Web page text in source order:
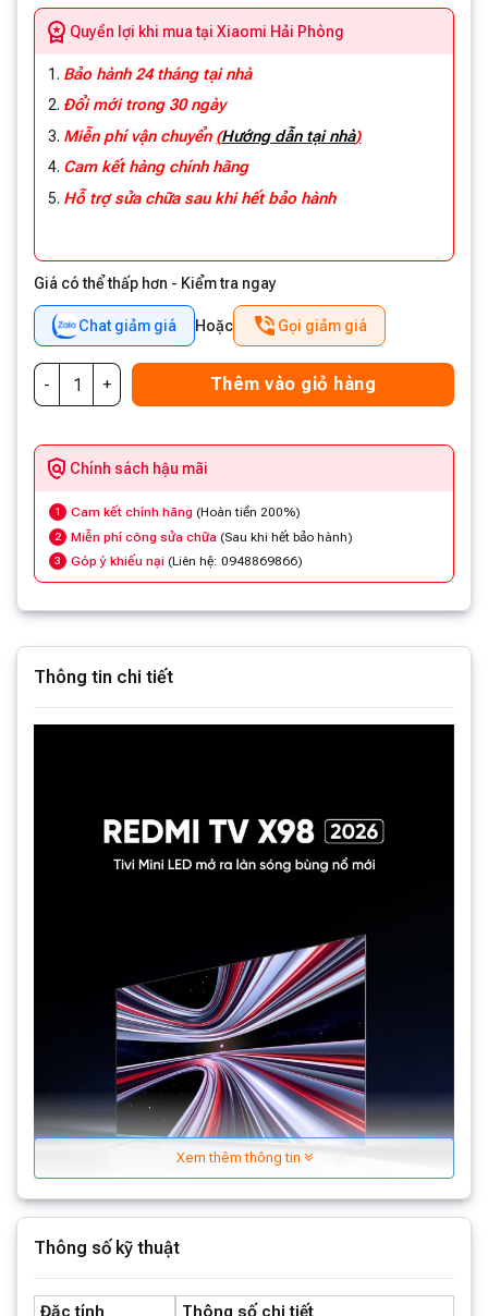
Quyền lợi khi mua tại Xiaomi Hải Phòng
Bảo hành 24 tháng tại nhà
Đổi mới trong 30 ngày
Miễn phí vận chuyển (Hướng dẫn tại nhà)
Cam kết hàng chính hãng
Hỗ trợ sửa chữa sau khi hết bảo hành
Giá có thể thấp hơn - Kiểm tra ngay
Chat giảm giá Hoặc Gọi giảm giá
Thêm vào giỏ hàng
Chính sách hậu mãi
1 Cam kết chính hãng (Hoàn tiền 200%)
2 Miễn phí công sửa chữa (Sau khi hết bảo hành)
3 Góp ý khiếu nại (Liên hệ: 0948869866)
Thông tin chi tiết
Xem thêm thông tin
Thông số kỹ thuật
Đặc tính Thông số chi tiết